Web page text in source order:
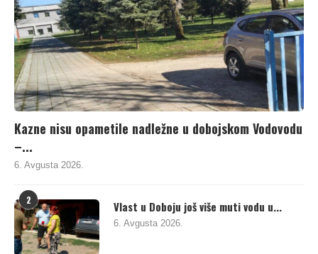
Kazne nisu opametile nadležne u dobojskom Vodovodu
–...
6. Avgusta 2026.
2 Vlast u Doboju još više muti vodu u...
6. Avgusta 2026.